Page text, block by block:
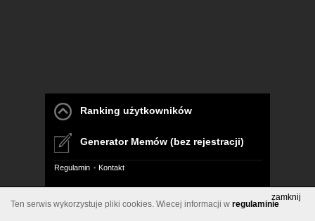
Ranking użytkowników
Generator Memów (bez rejestracji)
Regulamin Kontakt
zamknij
Ten serwis wykorzystuje pliki cookies. Wiecej informacji w regulaminie